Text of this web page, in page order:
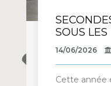
SOUS
14/06/2026
Cette année